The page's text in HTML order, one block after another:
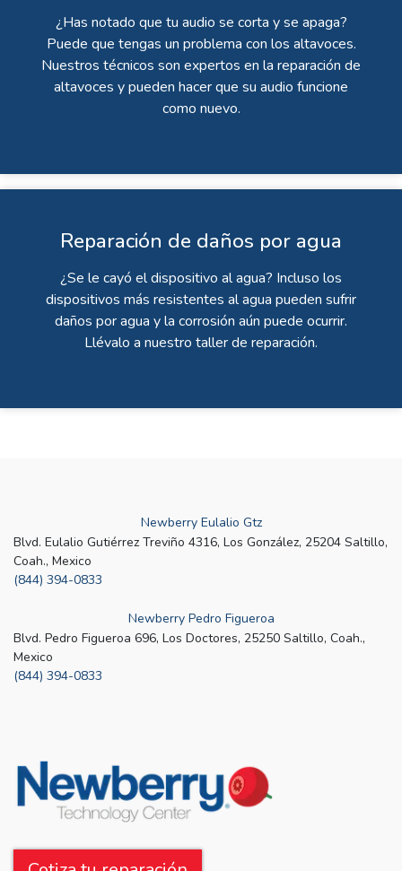
¿Has notado que tu audio se corta y se apaga?
Puede que tengas un problema con los altavoces.
Nuestros técnicos son expertos en la reparación de
altavoces y pueden hacer que su audio funcione
como nuevo.
Reparación de daños por agua
¿Se le cayó el dispositivo al agua? Incluso los
dispositivos más resistentes al agua pueden sufrir
daños por agua y la corrosión aún puede ocurrir.
Llévalo a nuestro taller de reparación.
Newberry Eulalio Gtz
Blvd. Eulalio Gutiérrez Treviño 4316, Los González, 25204 Saltillo,
Coah., Mexico
(844) 394-0833
Newberry Pedro Figueroa
Blvd. Pedro Figueroa 696, Los Doctores, 25250 Saltillo, Coah.,
Mexico
(844) 394-0833